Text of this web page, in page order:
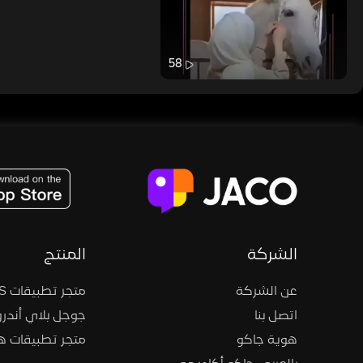
58
الشركة
عن الشركة
اتصل بنا
هوية جاكو
المنتج
متجر تطبيقات iOS
جوجل بلاي
متجر تطبيقات